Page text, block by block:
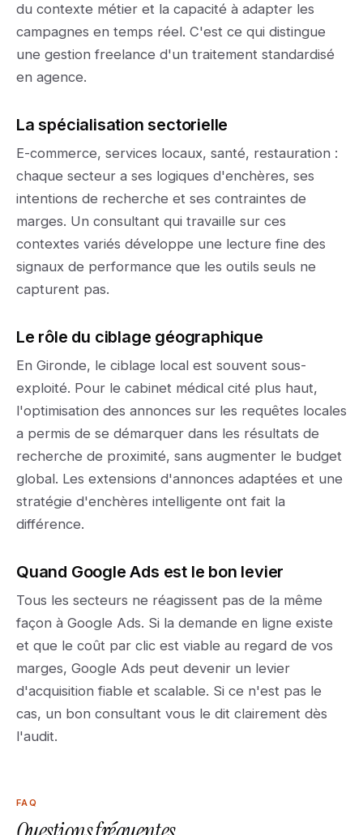
du contexte métier et la capacité à adapter les
campagnes en temps réel. C'est ce qui distingue
une gestion freelance d'un traitement standardisé
en agence.
La spécialisation sectorielle
E-commerce, services locaux, santé, restauration :
chaque secteur a ses logiques d'enchères, ses
intentions de recherche et ses contraintes de
marges. Un consultant qui travaille sur ces
contextes variés développe une lecture fine des
signaux de performance que les outils seuls ne
capturent pas.
Le rôle du ciblage géographique
En Gironde, le ciblage local est souvent sous-
exploité. Pour le cabinet médical cité plus haut,
l'optimisation des annonces sur les requêtes locales
a permis de se démarquer dans les résultats de
recherche de proximité, sans augmenter le budget
global. Les extensions d'annonces adaptées et une
stratégie d'enchères intelligente ont fait la
différence.
Quand Google Ads est le bon levier
Tous les secteurs ne réagissent pas de la même
façon à Google Ads. Si la demande en ligne existe
et que le coût par clic est viable au regard de vos
marges, Google Ads peut devenir un levier
d'acquisition fiable et scalable. Si ce n'est pas le
cas, un bon consultant vous le dit clairement dès
l'audit.
FAQ